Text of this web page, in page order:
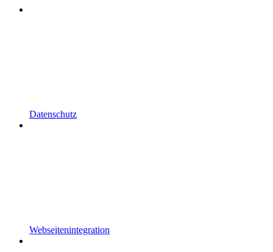
Datenschutz
Webseitenintegration